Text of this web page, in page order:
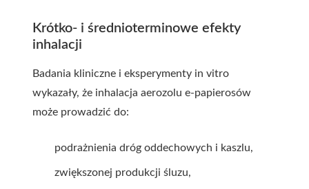
Krótko- i średnioterminowe efekty
inhalacji
Badania kliniczne i eksperymenty in vitro
wykazały, że inhalacja aerozolu e-papierosów
może prowadzić do:
podrażnienia dróg oddechowych i kaszlu,
zwiększonej produkcji śluzu,